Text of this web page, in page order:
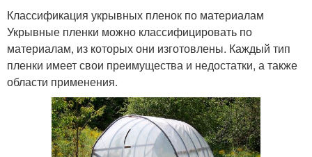
Классификация укрывных пленок по материалам
Укрывные пленки можно классифицировать по
материалам, из которых они изготовлены. Каждый тип
пленки имеет свои преимущества и недостатки, а также
области применения.